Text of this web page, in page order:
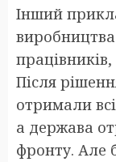
Інший
працівників,
Після
отримали
а держава
фронту. Але